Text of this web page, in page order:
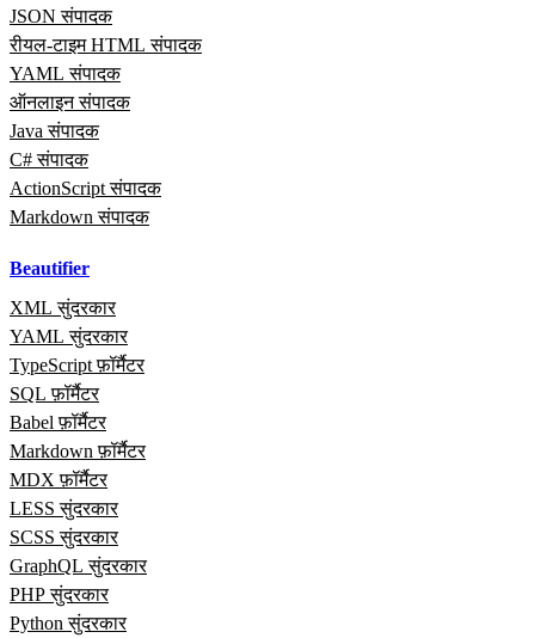
JSON संपादक
रीयल‑टाइम HTML संपादक
YAML संपादक
ऑनलाइन संपादक
Java संपादक
C# संपादक
ActionScript संपादक
Markdown संपादक
Beautifier
XML सुंदरकार
YAML सुंदरकार
TypeScript फ़ॉर्मैटर
SQL फ़ॉर्मैटर
Babel फ़ॉर्मैटर
Markdown फ़ॉर्मैटर
MDX फ़ॉर्मैटर
LESS सुंदरकार
SCSS सुंदरकार
GraphQL सुंदरकार
PHP सुंदरकार
Python सुंदरकार